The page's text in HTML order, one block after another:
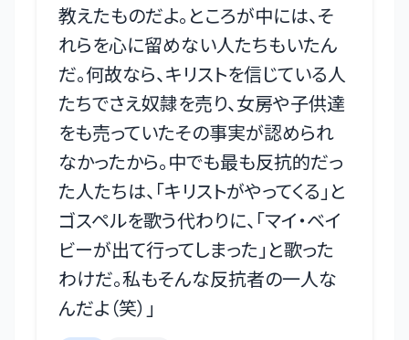
教えたものだよ。ところが中には、そ
れらを心に留めない人たちもいたん
だ。何故なら、キリストを信じている人
たちでさえ奴隷を売り、女房や子供達
をも売っていたその事実が認められ
なかったから。中でも最も反抗的だっ
た人たちは、「キリストがやってくる」と
ゴスペルを歌う代わりに、「マイ・ベイ
ビーが出て行ってしまった」と歌った
わけだ。私もそんな反抗者の一人な
んだよ（笑） 」